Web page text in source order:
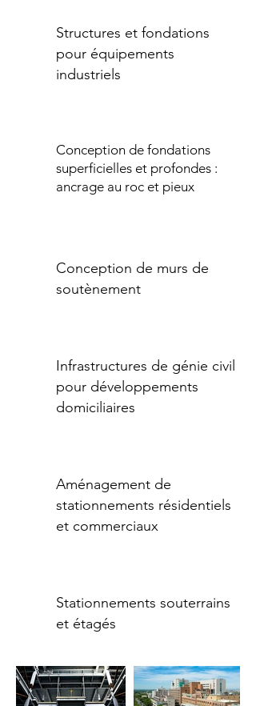
Structures et fondations
pour équipements
industriels
Conception de fondations
superficielles et profondes :
ancrage au roc et pieux
Conception de murs de
soutènement
Infrastructures de génie civil
pour développements
domiciliaires
Aménagement de
stationnements résidentiels
et commerciaux
Stationnements souterrains
et étagés